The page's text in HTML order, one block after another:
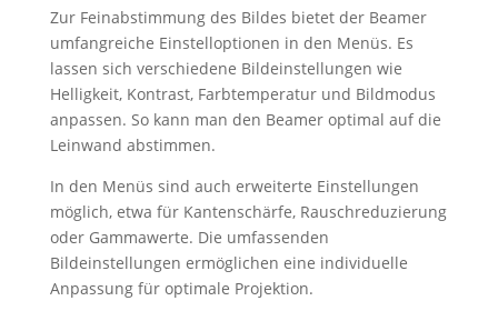
Zur Feinabstimmung des Bildes bietet der Beamer
umfangreiche Einstelloptionen in den Menüs. Es
lassen sich verschiedene Bildeinstellungen wie
Helligkeit, Kontrast, Farbtemperatur und Bildmodus
anpassen. So kann man den Beamer optimal auf die
Leinwand abstimmen.
In den Menüs sind auch erweiterte Einstellungen
möglich, etwa für Kantenschärfe, Rauschreduzierung
oder Gammawerte. Die umfassenden
Bildeinstellungen ermöglichen eine individuelle
Anpassung für optimale Projektion.